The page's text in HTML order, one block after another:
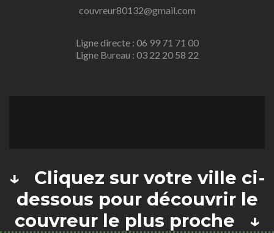
couvreur80132@gmail.com
Ligne directe : 06 99 71 71 00
Ligne Bureau : 03 22 20 58 22
↓ Cliquez sur votre ville ci-
dessous pour découvrir le
couvreur le plus proche ↓